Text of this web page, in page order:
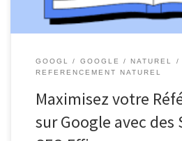
GOOGL GOOGLE NATUREL
REFERENCEMENT NATUREL
Maximisez votre
sur Google avec des